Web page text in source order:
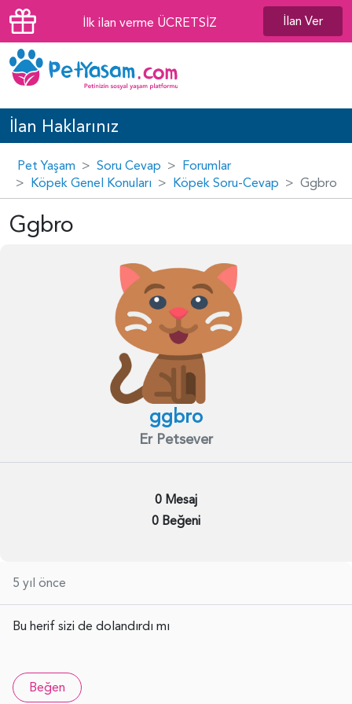
İlk ilan verme ÜCRETSİZ İlan Ver
İlan Haklarınız
Pet Yaşam Soru Cevap
Forumlar
Köpek Genel Konuları
Köpek Soru-Cevap Ggbro
Ggbro
ggbro
Er Petsever
0 Mesaj
0 Beğeni
5 yıl önce
Bu herif sizi de dolandırdı mı
Beğen